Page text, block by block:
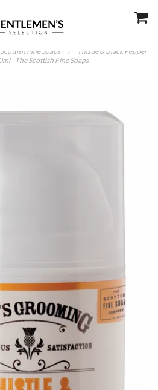
Scottish Fine Soaps /
Thistle & Black Pepper
- The Scottish Fine Soaps